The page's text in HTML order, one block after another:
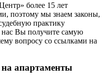
более 15 лет
поэтому мы знаем законы,
практику
Вы получите самую
вопросу со ссылками на
апартаменты